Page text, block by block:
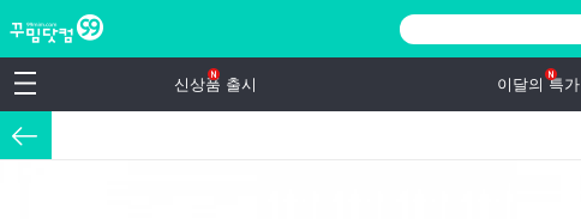
신상품 출시 이달의 특가